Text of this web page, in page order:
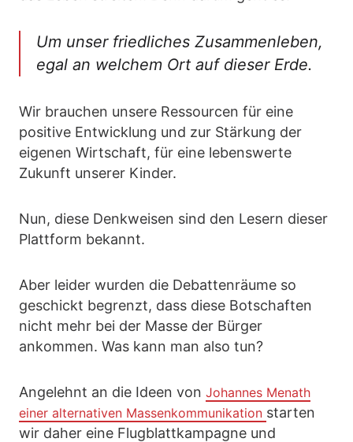
Um unser friedliches Zusammenleben,
egal an welchem Ort auf dieser Erde.
Wir brauchen unsere Ressourcen für eine
positive Entwicklung und zur Stärkung der
eigenen Wirtschaft, für eine lebenswerte
Zukunft unserer Kinder.
Nun, diese Denkweisen sind den Lesern dieser
Plattform bekannt.
Aber leider wurden die Debattenräume so
geschickt begrenzt, dass diese Botschaften
nicht mehr bei der Masse der Bürger
ankommen. Was kann man also tun?
Angelehnt an die Ideen von Johannes Menath
einer alternativen Massenkommunikation starten
wir daher eine Flugblattkampagne und